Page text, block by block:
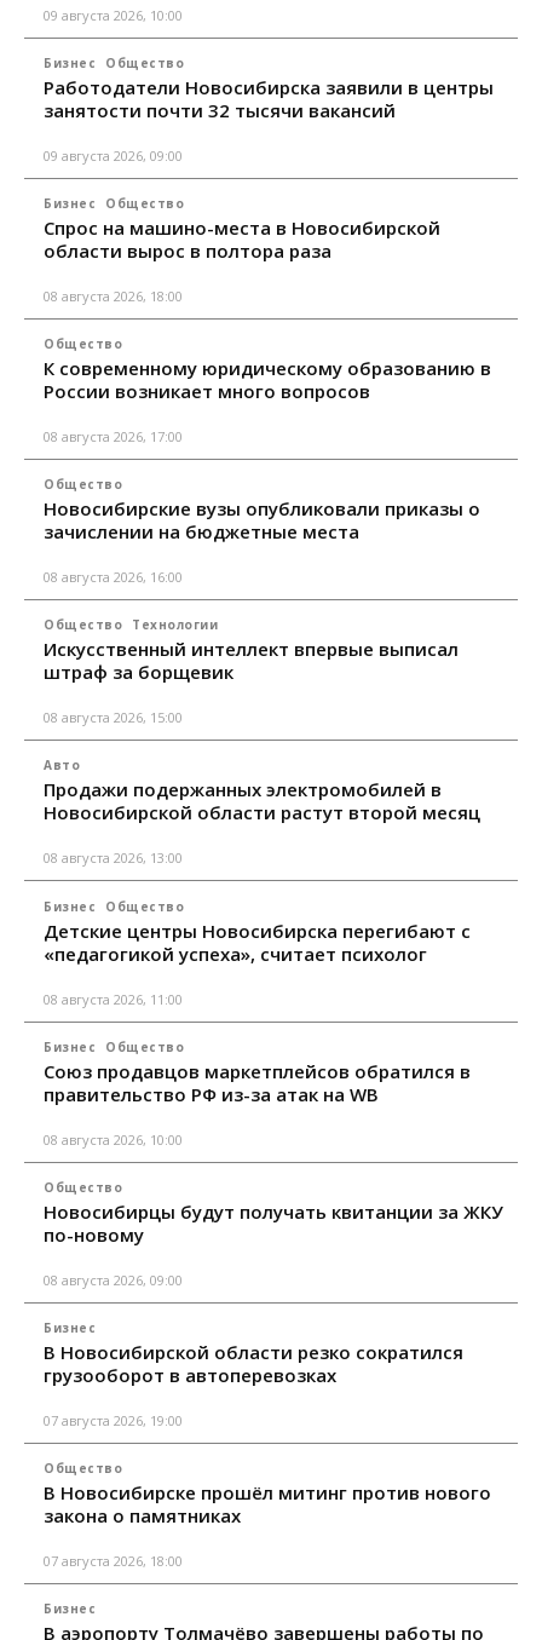
09 августа 2026, 10:00
Бизнес Общество
Работодатели Новосибирска заявили в центры
занятости почти 32 тысячи вакансий
09 августа 2026, 09:00
Бизнес Общество
Спрос на машино-места в Новосибирской
области вырос в полтора раза
08 августа 2026, 18:00
Общество
К современному юридическому образованию в
России возникает много вопросов
08 августа 2026, 17:00
Общество
Новосибирские вузы опубликовали приказы о
зачислении на бюджетные места
08 августа 2026, 16:00
Общество Технологии
Искусственный интеллект впервые выписал
штраф за борщевик
08 августа 2026, 15:00
Авто
Продажи подержанных электромобилей в
Новосибирской области растут второй месяц
08 августа 2026, 13:00
Бизнес Общество
Детские центры Новосибирска перегибают с
«педагогикой успеха», считает психолог
08 августа 2026, 11:00
Бизнес Общество
Союз продавцов маркетплейсов обратился в
правительство РФ из-за атак на WB
08 августа 2026, 10:00
Общество
Новосибирцы будут получать квитанции за ЖКУ
по-новому
08 августа 2026, 09:00
Бизнес
В Новосибирской области резко сократился
грузооборот в автоперевозках
07 августа 2026, 19:00
Общество
В Новосибирске прошёл митинг против нового
закона о памятниках
07 августа 2026, 18:00
Бизнес
В аэропорту Толмачёво завершены работы по